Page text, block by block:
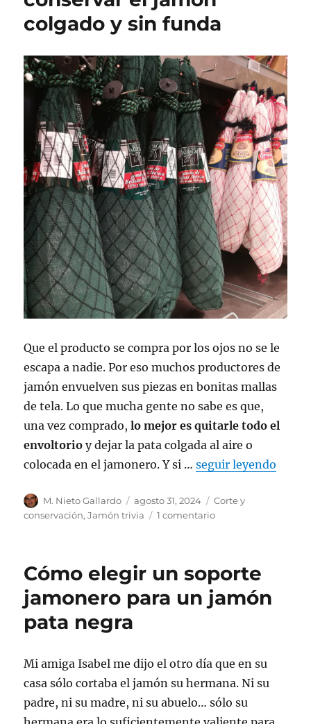
restaurante
colgado y sin funda
Que el producto se compra por los ojos no se le
escapa a nadie. Por eso muchos productores de
jamón envuelven sus piezas en bonitas mallas
de tela. Lo que mucha gente no sabe es que,
una vez comprado,lo mejor es quitarle todo el
envoltorio y dejar la pata colgada al aire o
colocada en el jamonero. Y si …seguir leyendo
Autor
M. Nieto Gallardo
Publicado
el
agosto 31, 2024 Categorías
Corte y
conservación,Jamón trivia 1 comentario
que
conservar
el
sin
Cómo elegir un soporte
jamonero para un jamón
pata negra
Mi amiga Isabel me dijo el otro día que en su
casa sólo cortaba el jamón su hermana. Ni su
padre, ni su madre, ni su abuelo… sólo su